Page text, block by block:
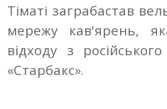
Тіматі заграбастав
мережу кав'ярень,
відходу з
«Старбакс».